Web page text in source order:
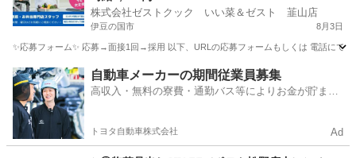
株式会社ゼストクック いい菜＆ゼスト 韮山店
伊豆の国市 8月3日
✨応募フォーム✨ 応募→面接1回→採用 以下、URLの応募フォームもしくは 電話にて
静岡 伊豆の国市 キッチン スタッフ
自動車メーカーの期間従業員募集
高収入・無料の寮費・通勤バス等によりお金が貯まり
トヨタ自動車株式会社 Ad